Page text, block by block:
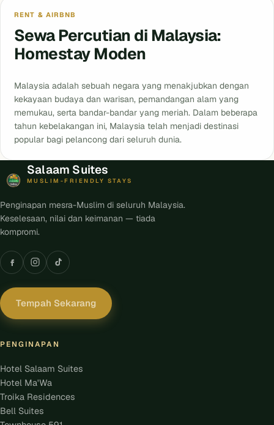
RENT & AIRBNB
Sewa Percutian di Malaysia:
Homestay Moden
Malaysia adalah sebuah negara yang menakjubkan dengan
kekayaan budaya dan warisan, pemandangan alam yang
memukau, serta bandar-bandar yang meriah. Dalam beberapa
tahun kebelakangan ini, Malaysia telah menjadi destinasi
popular bagi pelancong dari seluruh dunia.
Salaam Suites
MUSLIM-FRIENDLY STAYS
Penginapan mesra-Muslim di seluruh Malaysia.
Keselesaan, nilai dan keimanan — tiada
kompromi.
Tempah Sekarang
PENGINAPAN
Hotel Salaam Suites
Hotel Ma'Wa
Troika Residences
Bell Suites